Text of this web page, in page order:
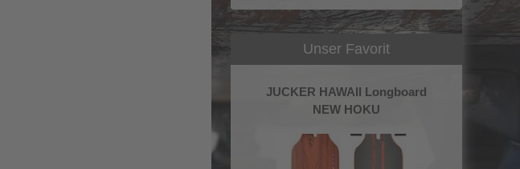
Unser Favorit
JUCKER HAWAII Longboard
NEW HOKU